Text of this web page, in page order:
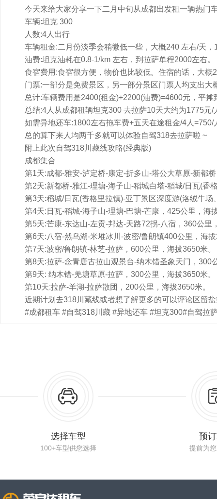
今天来给大家分享一下二月中旬从成都出发租一辆热门
车辆:坦克 300
人数:4人出行
车辆租金:二月份淡季会稍微低一些，大概240 左右/天
油费:坦克油耗在0.8-1/km 左右，到拉萨单程2000左右。
食宿费用:食宿很方便，物价也比较低。住宿的话，大
门票:一部分是免费景区，另一部分景区门票人均支出大
总计:车辆费用是2400(租金)+2200(油费)=4600元，平
总结:4人从成都租辆坦克300 去拉萨10天大约为1775元/
如需异地还车:1800左右拖车费+五天在途租金/4人=750/
总的算下来人均两千多就可以体验自驾318去拉萨啦 ~
附上此次自驾318川藏线攻略(经典版)
成都集合
第1天:成都-雅安-泸定桥-康定-折多山-塔公大草原-新都
第2天:新都桥-雅江-理塘-海子山-稻城白塔-稻城/日瓦(香
第3天:稻城/日瓦(香格里拉镇)-亚丁景区深度游(洛绒牛
第4天:日瓦-稻城-海子山-理塘-巴塘-芒康，425公里，海
第5天:芒康-东达山-左贡-邦达-天路72拐-八宿，360公里
第6天:八宿-然乌湖-米堆冰川-波密/鲁朗镇400公里，海
第7天:波密/鲁朗镇-林芝-拉萨，600公里，海拔3650米。
第8天:拉萨-念青唐古拉山观景台-纳木错圣象天门，300
第9天: 纳木错-羌塘草原-拉萨，300公里，海拔3650米。
第10天:拉萨-羊湖-拉萨散团，200公里，海拔3650米。
近期计划去318川藏线或者想了解更多的可以评论区留
#成都租车 #自驾318川藏 #异地还车 #坦克300#自驾拉
选择车型
100+车型供您选择
预
提前为